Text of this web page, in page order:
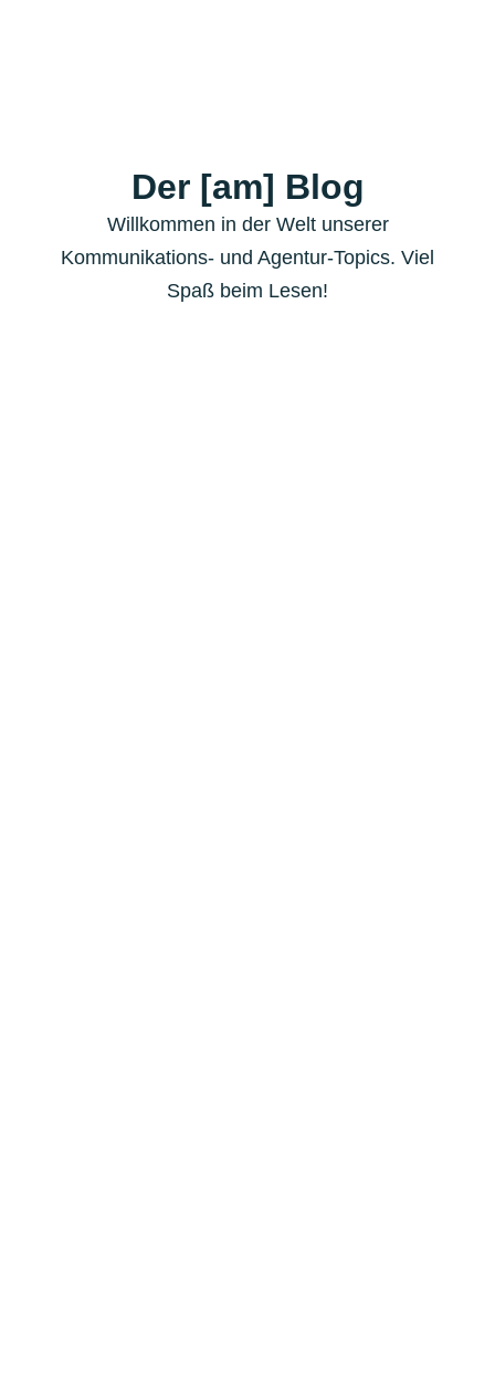
Der [am] Blog
Willkommen in der Welt unserer
Kommunikations- und Agentur-Topics. Viel
Spaß beim Lesen!